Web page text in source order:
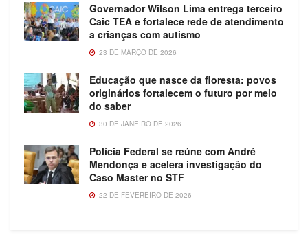
Governador Wilson Lima entrega terceiro
Caic TEA e fortalece rede de atendimento
a crianças com autismo
23 DE MARÇO DE 2026
Educação que nasce da floresta: povos
originários fortalecem o futuro por meio
do saber
30 DE JANEIRO DE 2026
Polícia Federal se reúne com André
Mendonça e acelera investigação do
Caso Master no STF
22 DE FEVEREIRO DE 2026